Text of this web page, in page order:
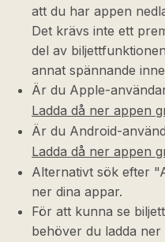
att du har appen
Det krävs inte ett
del av
annat spännande
Är du Apple-
Ladda då ner appen
Är du Android-
Ladda då ner appen
Alternativt sök efter
ner dina appar.
För att kunna se
behöver du ladda